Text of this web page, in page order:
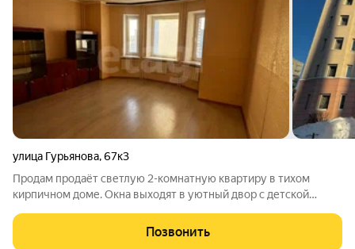
улица Гурьянова,67к3
Продам продаёт светлую 2-комнатную квартиру в тихом
кирпичном доме. Окна выходят в уютный двор с детской
спокойный. Изолированные комнаты, большая кухня,
раздельный санузел. Тихий и безопасный
Позвонить